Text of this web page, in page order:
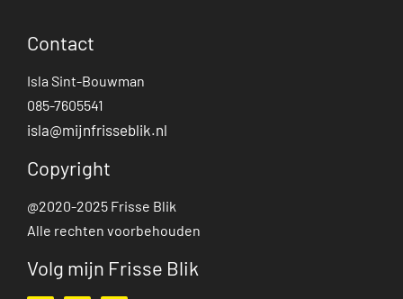
Contact
Isla Sint-Bouwman
085-7605541
isla@mijnfrisseblik.nl
Copyright
@2020-2025 Frisse Blik
Alle rechten voorbehouden
Volg mijn Frisse Blik